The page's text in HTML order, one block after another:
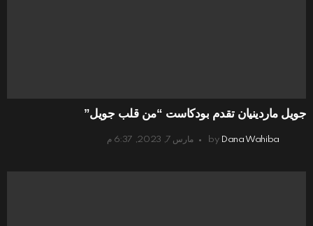
جويل ماردينيان تقدم بودكاست “من قلب جويل”
by Dana Wahiba مارس 7, 2023, 6:37 م